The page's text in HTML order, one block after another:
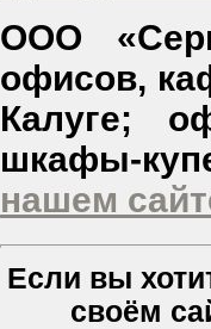
ООО
офисов,
Калуге;
шкафы-
нашем
Если вы
своём